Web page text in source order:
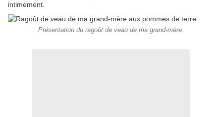
intimement.
Présentation du ragoût de veau de ma grand-mère.